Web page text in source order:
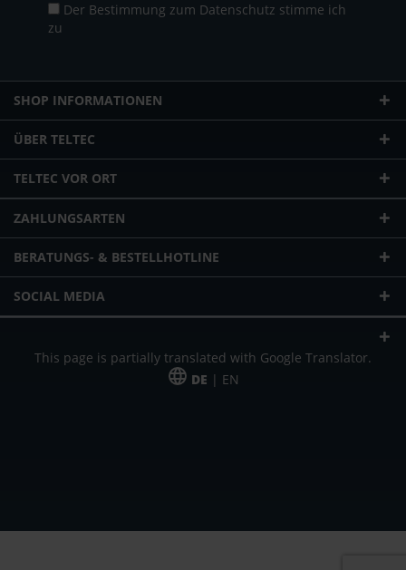
Der Bestimmung zum Datenschutz stimme ich
zu
SHOP INFORMATIONEN
ÜBER TELTEC
TELTEC VOR ORT
ZAHLUNGSARTEN
BERATUNGS- & BESTELLHOTLINE
SOCIAL MEDIA
This page is partially translated with Google Translator.
DE | EN